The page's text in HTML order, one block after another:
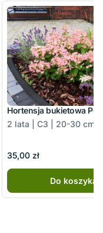
Hortensja bukietowa
2 lata | C3 | 20-30 cm
35,00 zł
Do koszyka